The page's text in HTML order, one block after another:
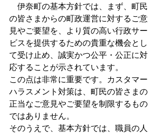
伊奈町の基本方針では、まず、町民
の皆さまからの町政運営に対するご意
見やご要望を、より質の高い行政サー
ビスを提供するための貴重な機会とし
て受け止め、誠実かつ公平・公正に対
応することが示されています。
この点は非常に重要です。カスタマー
ハラスメント対策は、町民の皆さまの
正当なご意見やご要望を制限するもの
ではありません。
そのうえで、基本方針では、職員の人